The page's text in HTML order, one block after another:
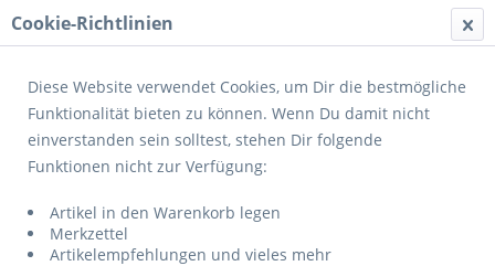
Menü
Übersicht Fanbälle
Texans WTF1748HU
Cookie-Richtlinien
Diese Website verwendet Cookies, um Dir die bestmögliche
Funktionalität bieten zu können. Wenn Du damit nicht
einverstanden sein solltest, stehen Dir folgende
Funktionen nicht zur Verfügung:
Artikel in den Warenkorb legen
Merkzettel
Artikelempfehlungen und vieles mehr